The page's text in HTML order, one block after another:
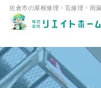
佐倉市の屋根修理・瓦修理・雨